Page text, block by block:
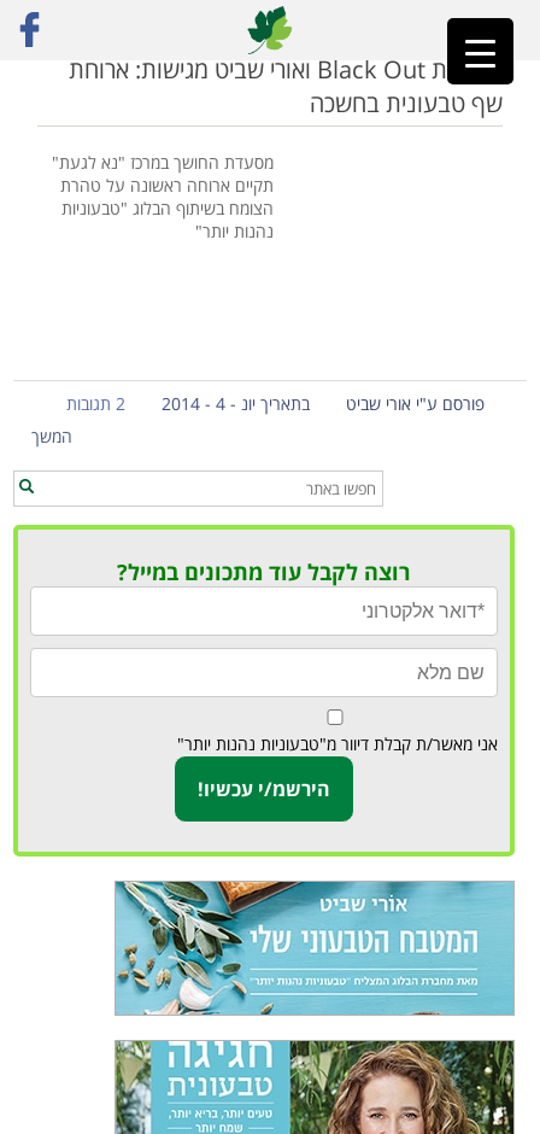
ראשי»בלק אאוט
מסעדת Black Out ואורי שביט מגישות: ארוחת
שף טבעונית בחשכה
מסעדת החושך במרכז "נא לגעת"
תקיים ארוחה ראשונה על טהרת
הצומח בשיתוף הבלוג "טבעוניות
נהנות יותר"
פורסם ע"י אורי שביט בתאריך יונ - 4 - 2014
2 תגובות
המשך
רוצה לקבל עוד מתכונים במייל?
אני מאשר/ת קבלת דיוור מ"טבעוניות נהנות יותר"